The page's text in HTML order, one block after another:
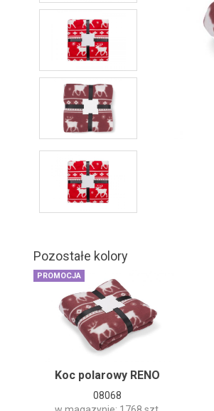
Pozostałe kolory
PROMOCJA
Koc polarowy RENO
08068